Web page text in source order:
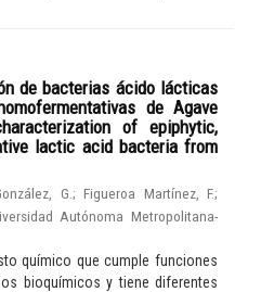
de bacterias ácido lácticas
de Agave
of epiphytic,
lactic acid bacteria from
G. ;Figueroa Martínez, F.;
Autónoma Metropolitana-
químico que cumple funciones
bioquímicos y tiene diferentes